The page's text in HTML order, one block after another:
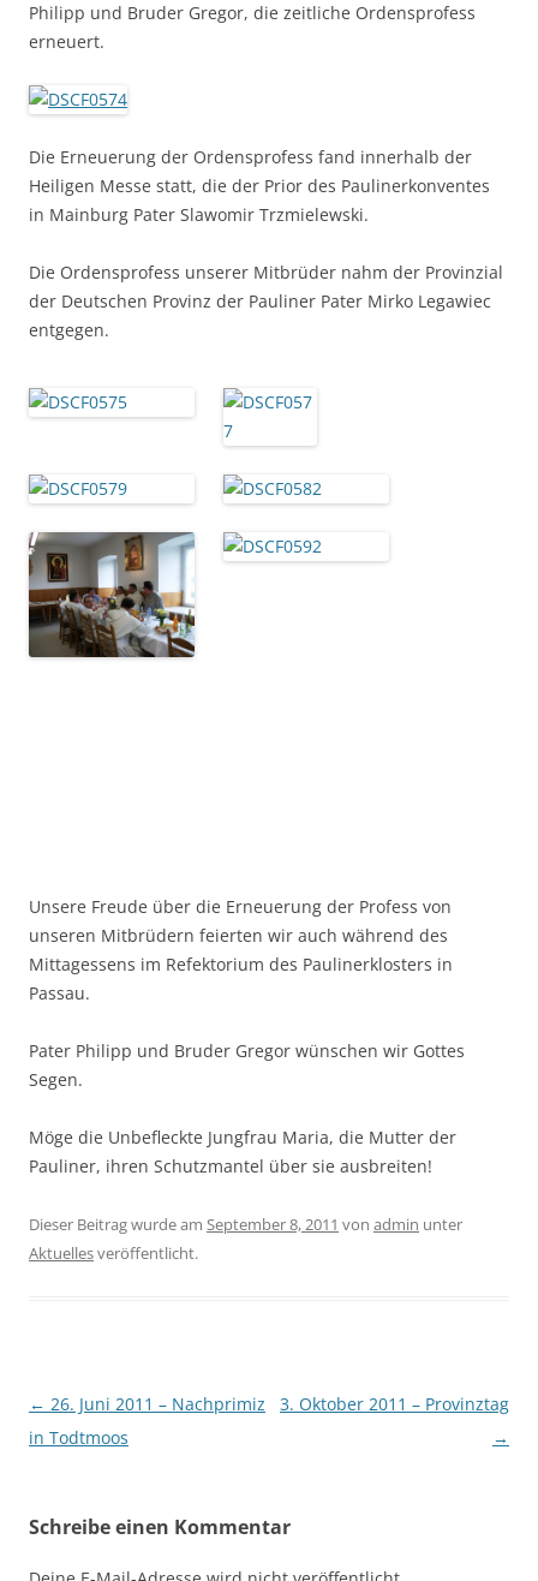
Philipp und Bruder Gregor, die zeitliche Ordensprofess
erneuert.
Die Erneuerung der Ordensprofess fand innerhalb der
Heiligen Messe statt, die der Prior des Paulinerkonventes
in Mainburg Pater Slawomir Trzmielewski.
Die Ordensprofess unserer Mitbrüder nahm der Provinzial
der Deutschen Provinz der Pauliner Pater Mirko Legawiec
entgegen.
Unsere Freude über die Erneuerung der Profess von
unseren Mitbrüdern feierten wir auch während des
Mittagessens im Refektorium des Paulinerklosters in
Passau.
Pater Philipp und Bruder Gregor wünschen wir Gottes
Segen.
Möge die Unbefleckte Jungfrau Maria, die Mutter der
Pauliner, ihren Schutzmantel über sie ausbreiten!
Dieser Beitrag wurde am September 8, 2011 von admin unter
Aktuellesveröffentlicht.
Beitragsnavigation
← 26. Juni 2011 – Nachprimiz
in Todtmoos
3. Oktober 2011 – Provinztag
→
Schreibe einen Kommentar